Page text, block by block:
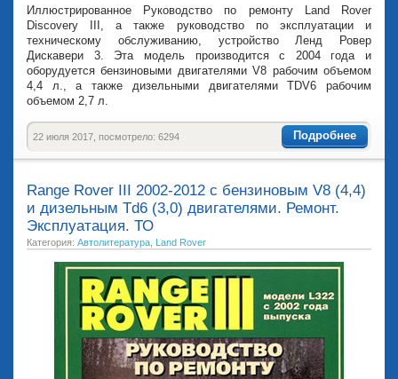
Иллюстрированное Руководство по ремонту Land Rover
Discovery III, а также руководство по эксплуатации и
техническому обслуживанию, устройство Ленд Ровер
Дискавери 3. Эта модель производится с 2004 года и
оборудуется бензиновыми двигателями V8 рабочим объемом
4,4 л., а также дизельными двигателями TDV6 рабочим
объемом 2,7 л.
Подробнее
22 июля 2017, посмотрело: 6294
Range Rover III 2002-2012 с бензиновым V8 (4,4)
и дизельным Td6 (3,0) двигателями. Ремонт.
Эксплуатация. ТО
Категория: Автолитература Land Rover